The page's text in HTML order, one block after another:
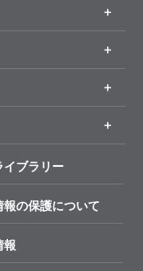
イブラリー
報の保護について
報